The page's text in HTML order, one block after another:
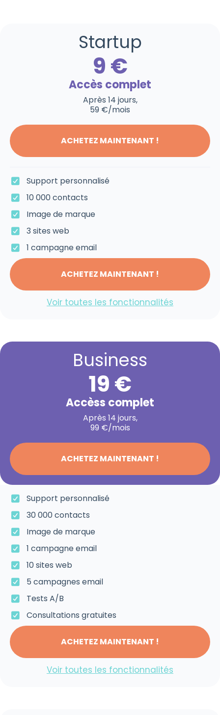
Startup
9 €
Accès complet
Après 14 jours,
59 €/mois
ACHETEZ MAINTENANT !
Support personnalisé
10 000 contacts
Image de marque
3 sites web
1 campagne email
ACHETEZ MAINTENANT !
Voir toutes les fonctionnalités
Business
19 €
Accèss complet
Après 14 jours,
99 €/mois
ACHETEZ MAINTENANT !
Support personnalisé
30 000 contacts
Image de marque
1 campagne email
10 sites web
5 campagnes email
Tests A/B
Consultations gratuites
ACHETEZ MAINTENANT !
Voir toutes les fonctionnalités